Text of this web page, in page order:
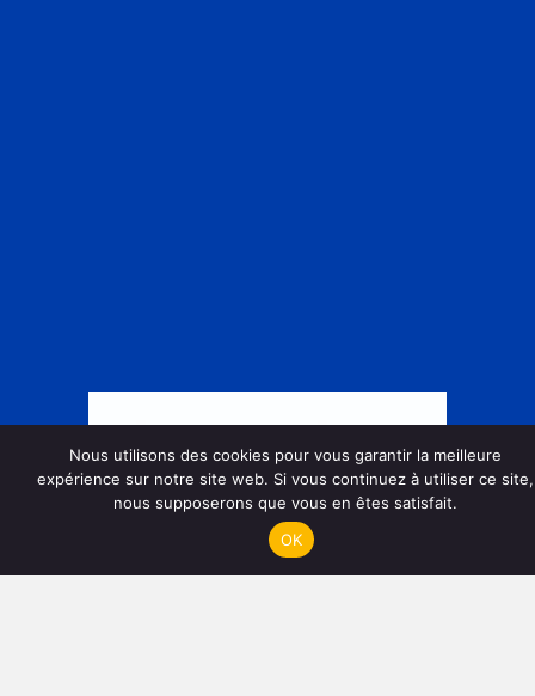
Nous utilisons des cookies pour vous garantir la meilleure
expérience sur notre site web. Si vous continuez à utiliser ce site,
nous supposerons que vous en êtes satisfait.
OK